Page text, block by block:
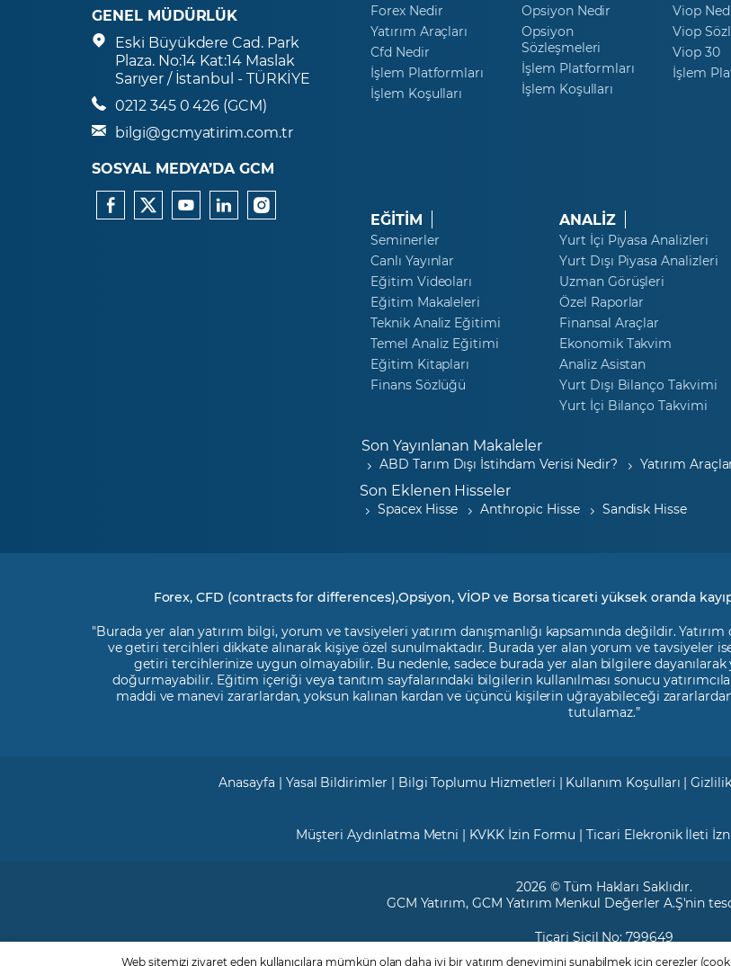
GENEL MÜDÜRLÜK
Eski Büyükdere Cad. Park
Plaza. No:14 Kat:14 Maslak
Sarıyer / İstanbul - TÜRKİYE
0212 345 0 426 (GCM)
bilgi@gcmyatirim.com.tr
SOSYAL MEDYA’DA GCM
Forex Nedir
Yatırım Araçları
Cfd Nedir
İşlem Platformları
İşlem Koşulları
Opsiyon Nedir
Opsiyon
Sözleşmeleri
İşlem Platformları
İşlem Koşulları
Viop
Viop
Viop 30
İşlem
EĞİTİM
Seminerler
Canlı Yayınlar
Eğitim Videoları
Eğitim Makaleleri
Teknik Analiz Eğitimi
Temel Analiz Eğitimi
Eğitim Kitapları
Finans Sözlüğü
ANALİZ
Yurt İçi Piyasa Analizleri
Yurt Dışı Piyasa Analizleri
Uzman Görüşleri
Özel Raporlar
Finansal Araçlar
Ekonomik Takvim
Analiz Asistan
Yurt Dışı Bilanço Takvimi
Yurt İçi Bilanço Takvimi
Son Yayınlanan Makaleler
ABD Tarım Dışı İstihdam Verisi Nedir? Yatırım
Son Eklenen Hisseler
Spacex Hisse Anthropic Hisse Sandisk Hisse
Forex, CFD (contracts for differences),Opsiyon, VİOP ve Borsa ticareti yüksek oranda
"Burada yer alan yatırım bilgi, yorum ve tavsiyeleri yatırım danışmanlığı kapsamında değildir.
ve getiri tercihleri dikkate alınarak kişiye özel sunulmaktadır. Burada yer alan yorum ve tavsiyeler
getiri tercihlerinize uygun olmayabilir. Bu nedenle, sadece burada yer alan bilgilere
doğurmayabilir. Eğitim içeriği veya tanıtım sayfalarındaki bilgilerin kullanılması sonucu
maddi ve manevi zararlardan, yoksun kalınan kardan ve üçüncü kişilerin uğrayabileceği
tutulamaz.”
Anasayfa | Yasal Bildirimler | Bilgi Toplumu Hizmetleri | Kullanım Koşulları |
Müşteri Aydınlatma Metni | KVKK İzin Formu |Ticari Elekronik İleti
2026 © Tüm Hakları Saklıdır.
GCM Yatırım, GCM Yatırım Menkul Değerler A.Ş'nin
Ticari Sicil No: 799649
Web sitemizi ziyaret eden kullanıcılara mümkün olan daha iyi bir yatırım deneyimini sunabilmek için çerezler